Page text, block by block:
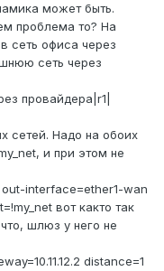
может быть.
проблема то? На
сеть офиса через
сеть через
провайдера|r1|
сетей. Надо на обоих
и при этом не
interface=ether1-wan
вот както так
шлюз у него не
distance=1